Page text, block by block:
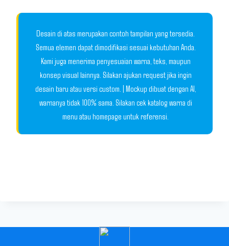
Desain di atas merupakan contoh tampilan yang tersedia.
Semua elemen dapat dimodifikasi sesuai kebutuhan Anda.
Kami juga menerima penyesuaian warna, teks, maupun
konsep visual lainnya. Silakan ajukan request jika ingin
desain baru atau versi custom. | Mockup dibuat dengan AI,
warnanya tidak 100% sama. Silakan cek katalog warna di
menu atau homepage untuk referensi.